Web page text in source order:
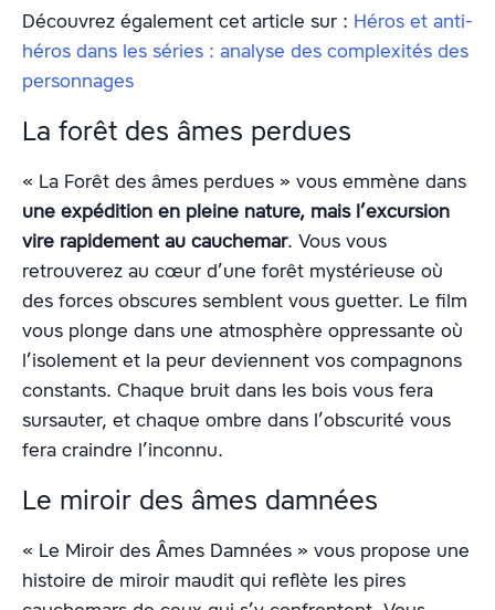
Découvrez également cet article sur : Héros et anti-
héros dans les séries : analyse des complexités des
personnages
La forêt des âmes perdues
« La Forêt des âmes perdues » vous emmène dans
une expédition en pleine nature, mais l’excursion
vire rapidement au cauchemar. Vous vous
retrouverez au cœur d’une forêt mystérieuse où
des forces obscures semblent vous guetter. Le film
vous plonge dans une atmosphère oppressante où
l’isolement et la peur deviennent vos compagnons
constants. Chaque bruit dans les bois vous fera
sursauter, et chaque ombre dans l’obscurité vous
fera craindre l’inconnu.
Le miroir des âmes damnées
« Le Miroir des Âmes Damnées » vous propose une
histoire de miroir maudit qui reflète les pires